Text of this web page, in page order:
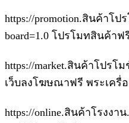
https://promotion.สินค้าโป
board=1.0 โปรโมทสินค้าฟ
https://market.สินค้าโปรโม
เว็บลงโฆษณาฟรี พระเครื่อ
https://online.สินค้าโรงงาน